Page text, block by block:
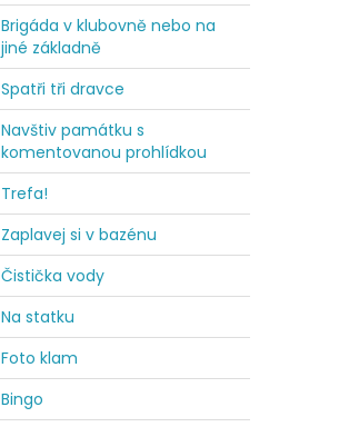
Brigáda v klubovně nebo na
jiné základně
Spatři tři dravce
Navštiv památku s
komentovanou prohlídkou
Trefa!
Zaplavej si v bazénu
Čistička vody
Na statku
Foto klam
Bingo